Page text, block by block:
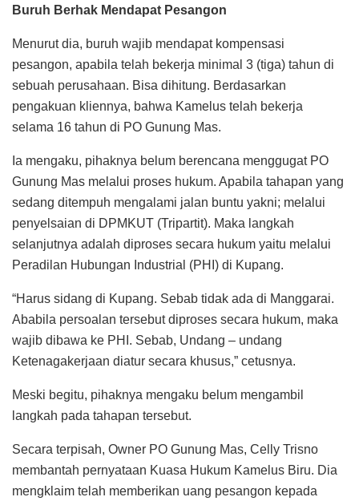
Buruh Berhak Mendapat Pesangon
Menurut dia, buruh wajib mendapat kompensasi
pesangon, apabila telah bekerja minimal 3 (tiga) tahun di
sebuah perusahaan. Bisa dihitung. Berdasarkan
pengakuan kliennya, bahwa Kamelus telah bekerja
selama 16 tahun di PO Gunung Mas.
Ia mengaku, pihaknya belum berencana menggugat PO
Gunung Mas melalui proses hukum. Apabila tahapan yang
sedang ditempuh mengalami jalan buntu yakni; melalui
penyelsaian di DPMKUT (Tripartit). Maka langkah
selanjutnya adalah diproses secara hukum yaitu melalui
Peradilan Hubungan Industrial (PHI) di Kupang.
“Harus sidang di Kupang. Sebab tidak ada di Manggarai.
Ababila persoalan tersebut diproses secara hukum, maka
wajib dibawa ke PHI. Sebab, Undang – undang
Ketenagakerjaan diatur secara khusus,” cetusnya.
Meski begitu, pihaknya mengaku belum mengambil
langkah pada tahapan tersebut.
Secara terpisah, Owner PO Gunung Mas, Celly Trisno
membantah pernyataan Kuasa Hukum Kamelus Biru. Dia
mengklaim telah memberikan uang pesangon kepada